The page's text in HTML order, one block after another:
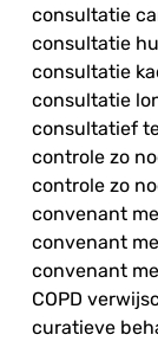
consultatie
consultatie
consultatie
consultatie
consultatief
controle zo
controle zo
convenant
convenant
convenant
COPD
curatieve